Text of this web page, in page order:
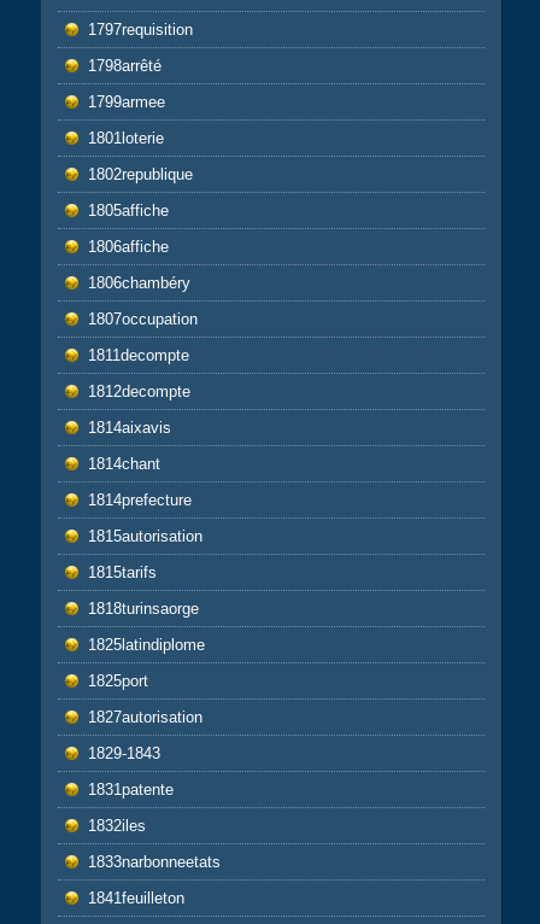
1797requisition
1798arrêté
1799armee
1801loterie
1802republique
1805affiche
1806affiche
1806chambéry
1807occupation
1811decompte
1812decompte
1814aixavis
1814chant
1814prefecture
1815autorisation
1815tarifs
1818turinsaorge
1825latindiplome
1825port
1827autorisation
1829-1843
1831patente
1832iles
1833narbonneetats
1841feuilleton